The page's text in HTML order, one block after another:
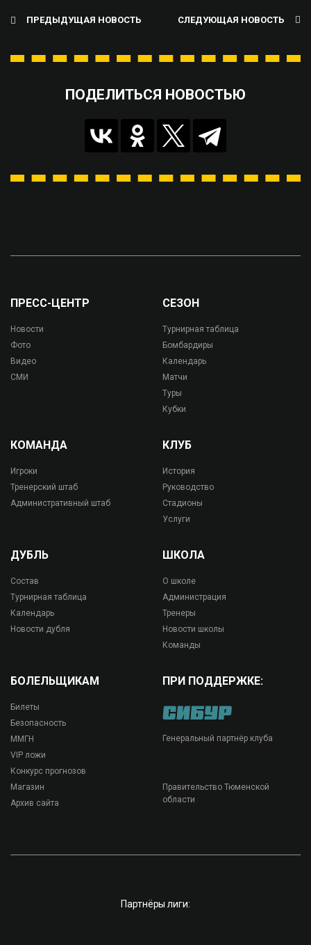
ПРЕДЫДУЩАЯ НОВОСТЬ СЛЕДУЮЩАЯ НОВОСТЬ
ПОДЕЛИТЬСЯ НОВОСТЬЮ
ПРЕСС-ЦЕНТР
Новости
Фото
Видео
СМИ
СЕЗОН
Турнирная таблица
Бомбардиры
Календарь
Матчи
Туры
Кубки
КОМАНДА
Игроки
Тренерский штаб
Административный штаб
КЛУБ
История
Руководство
Стадионы
Услуги
ДУБЛЬ
Состав
Турнирная таблица
Календарь
Новости дубля
ШКОЛА
О школе
Администрация
Тренеры
Новости школы
Команды
БОЛЕЛЬЩИКАМ
Билеты
Безопасность
ММГН
VIP ложи
Конкурс прогнозов
Магазин
Архив сайта
ПРИ ПОДДЕРЖКЕ:
Генеральный партнёр клуба
Правительство Тюменской
области
Партнёры лиги: